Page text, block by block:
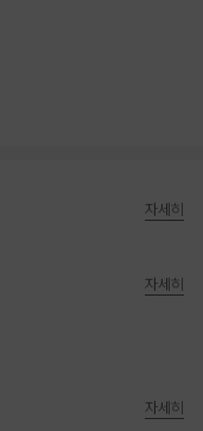
자세히
자세히
자세히